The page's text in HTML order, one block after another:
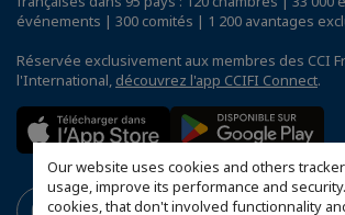
Our website uses cookies and others
usage, improve its performance and
cookies, that don't involved functionnality
événements | 300 comités | 1 200 avantages
Réservée exclusivement aux membres des CCI
l'International, découvrez l'app CCIFI Connect.